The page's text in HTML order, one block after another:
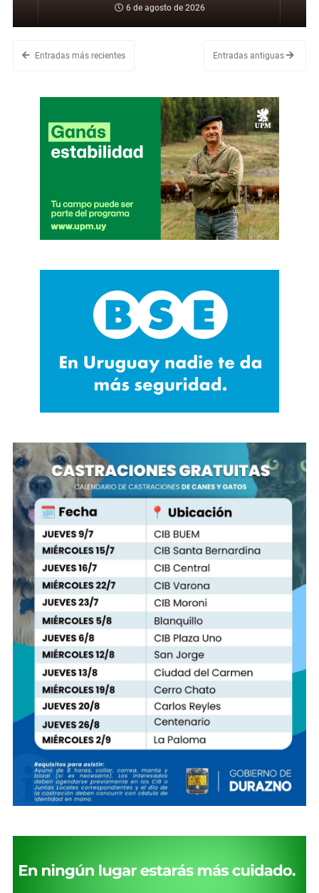
6 de agosto de 2026
Entradas más recientes Entradas antiguas